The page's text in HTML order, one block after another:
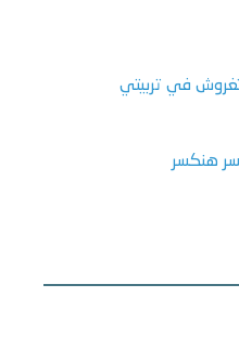
في تربيتي
هنكسر